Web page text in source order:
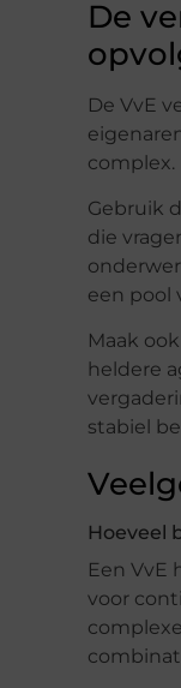
De
De VvE
Gebruik
die
een pool
Maak
heldere
stabiel
Hoeveel
Een VvE
voor